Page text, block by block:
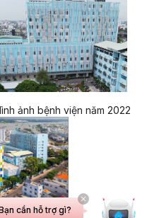
ảnh bệnh viện năm 2022
cần hỗ trợ gì?